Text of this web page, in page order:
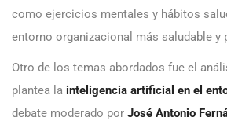
como ejercicios mentales y hábitos
entorno organizacional más saludable y
Otro de los temas abordados fue el
plantea la inteligencia artificial en el
debate moderado por José Antonio